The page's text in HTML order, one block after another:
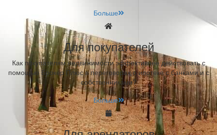
Больше
Для покупателей
Как покупателям недвижимости эффективнее действовать с
помощью Брокер Плюс в переговорах о ипотеке с банками и с
собственниками?
Больше